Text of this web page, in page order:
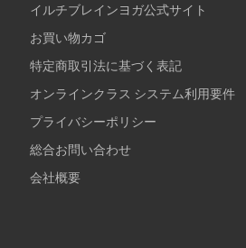
イルチブレインヨガ公式サイト
お買い物カゴ
特定商取引法に基づく表記
オンラインクラス システム利用要件
プライバシーポリシー
総合お問い合わせ
会社概要